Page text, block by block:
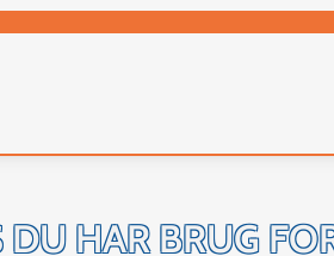
DU HAR BRUG